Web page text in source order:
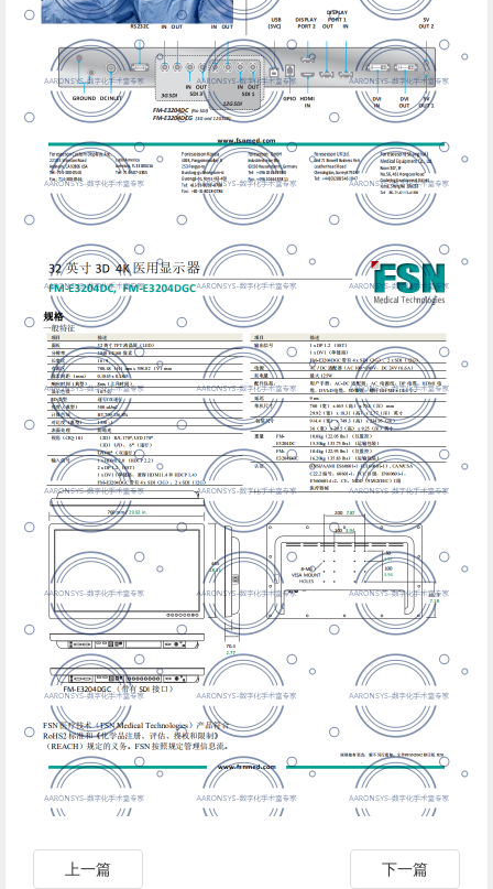
上一篇 下一篇